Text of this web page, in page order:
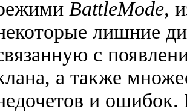
BattleMode,
лишние
с
а также
и ошибок.